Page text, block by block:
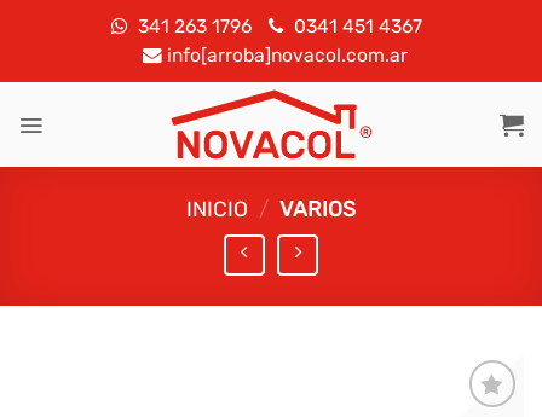
341 263 1796
0341 451 4367
info[arroba]novacol.com.ar
INICIO / VARIOS